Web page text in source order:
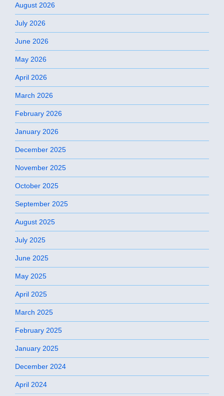
August 2026
July 2026
June 2026
May 2026
April 2026
March 2026
February 2026
January 2026
December 2025
November 2025
October 2025
September 2025
August 2025
July 2025
June 2025
May 2025
April 2025
March 2025
February 2025
January 2025
December 2024
April 2024